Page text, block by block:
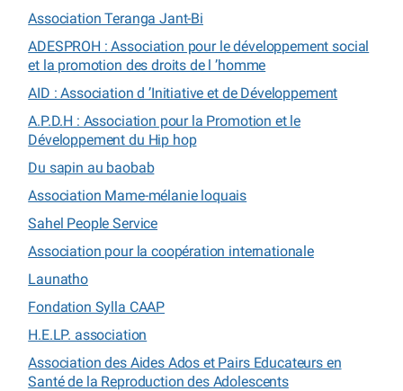
Association Teranga Jant-Bi
ADESPROH : Association pour le développement social
et la promotion des droits de l ’homme
AID : Association d ’Initiative et de Développement
A.P.D.H : Association pour la Promotion et le
Développement du Hip hop
Du sapin au baobab
Association Mame-mélanie loquais
Sahel People Service
Association pour la coopération internationale
Launatho
Fondation Sylla CAAP
H.E.LP. association
Association des Aides Ados et Pairs Educateurs en
Santé de la Reproduction des Adolescents